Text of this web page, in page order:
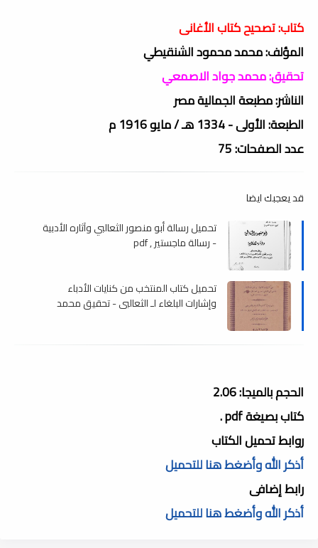
كتاب: تصحيح كتاب الأغانى
المؤلف: محمد محمود الشنقيطي
تحقيق: محمد جواد الاصمعي
الناشر: مطبعة الجمالية مصر
الطبعة: الأولى - 1334 هـ / مايو 1916 م
عدد الصفحات: 75
قد يعجبك ايضا
تحميل رسالة أبو منصور الثعالبي وآثاره الأدبية
- رسالة ماجستير , pdf
تحميل كتاب المنتخب من كنايات الأدباء
وإشارات البلغاء لـ الثعالبي - تحقيق محمد
الحجم بالميجا: 2.06
كتاب بصيغة pdf .
روابط تحميل الكتاب
أذكر الله وأضغط هنا للتحميل
رابط إضافى
أذكر الله وأضغط هنا للتحميل